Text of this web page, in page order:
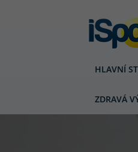
HLAVNÍ
ZDRAVÁ